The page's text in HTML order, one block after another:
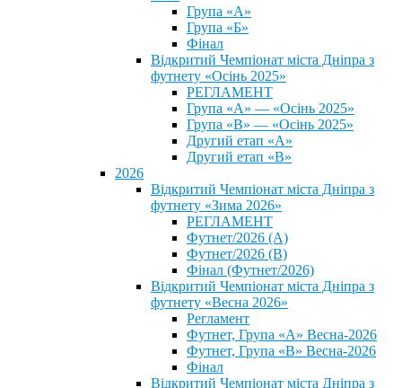
Група «А»
Група «Б»
Фінал
Відкритий Чемпіонат міста Дніпра з
футнету «Осінь 2025»
РЕГЛАМЕНТ
Група «А» — «Осінь 2025»
Група «В» — «Осінь 2025»
Другий етап «А»
Другий етап «В»
2026
Відкритий Чемпіонат міста Дніпра з
футнету «Зима 2026»
РЕГЛАМЕНТ
Футнет/2026 (А)
Футнет/2026 (В)
Фінал (Футнет/2026)
Відкритий Чемпіонат міста Дніпра з
футнету «Весна 2026»
Регламент
Футнет, Група «А» Весна-2026
Футнет, Група «В» Весна-2026
Фінал
Відкритий Чемпіонат міста Дніпра з